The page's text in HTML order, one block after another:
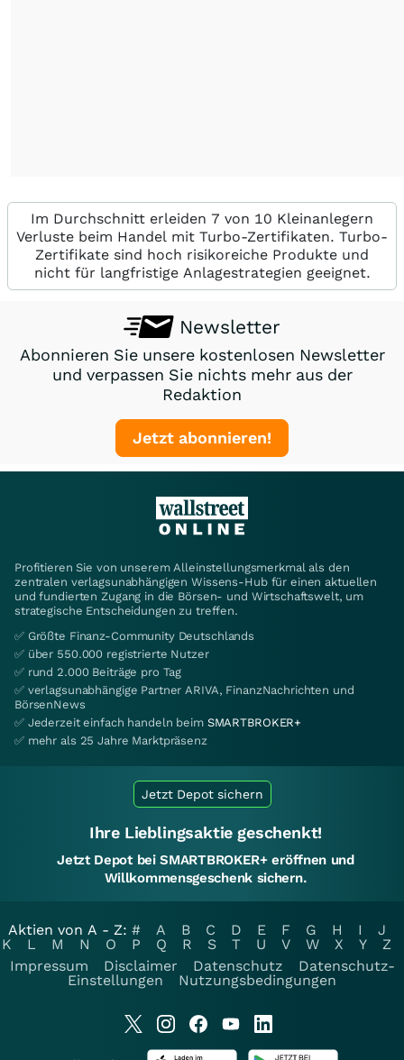
Im Durchschnitt erleiden 7 von 10 Kleinanlegern
Verluste beim Handel mit Turbo-Zertifikaten. Turbo-
Zertifikate sind hoch risikoreiche Produkte und
nicht für langfristige Anlagestrategien geeignet.
Newsletter
Abonnieren Sie unsere kostenlosen Newsletter
und verpassen Sie nichts mehr aus der
Redaktion
Jetzt abonnieren!
Profitieren Sie von unserem Alleinstellungsmerkmal als den
zentralen verlagsunabhängigen Wissens-Hub für einen aktuellen
und fundierten Zugang in die Börsen- und Wirtschaftswelt, um
strategische Entscheidungen zu treffen.
✅ Größte Finanz-Community Deutschlands
✅ über 550.000 registrierte Nutzer
✅ rund 2.000 Beiträge pro Tag
✅ verlagsunabhängige Partner ARIVA, FinanzNachrichten und
BörsenNews
✅ Jederzeit einfach handeln beim SMARTBROKER+
✅ mehr als 25 Jahre Marktpräsenz
Jetzt Depot sichern
Ihre Lieblingsaktie geschenkt!
Jetzt Depot bei SMARTBROKER+ eröffnen und
Willkommensgeschenk sichern.
Aktien von A - Z: # A B C D E F G H I
J
K
L M N O P Q R S T U V W X Y
Z
Impressum
Disclaimer Datenschutz
Datenschutz-
Einstellungen
Nutzungsbedingungen